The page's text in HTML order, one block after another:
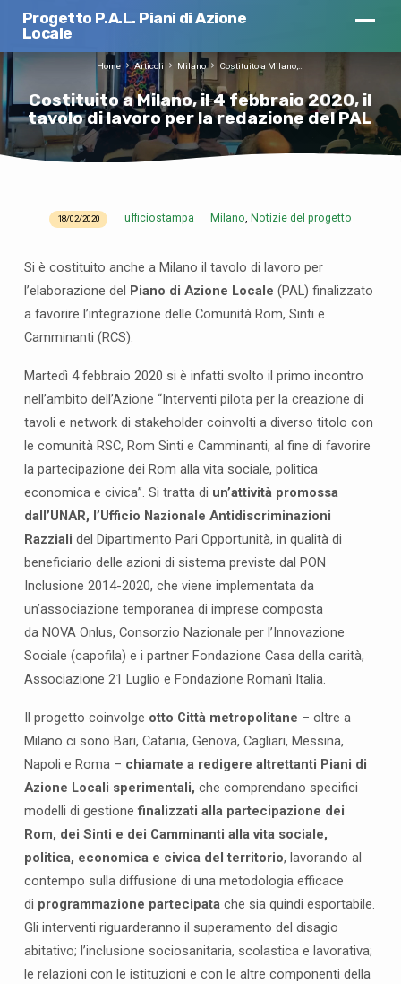
Progetto P.A.L. Piani di Azione
Locale
Costituito a Milano, il 4 febbraio 2020, il
tavolo di lavoro per la redazione del PAL
Home Articoli Milano Costituito a Milano,…
o
s
t
i
t
i
t
o
a
M
i
l
a
n
o
,
i
l
4
f
e
b
b
r
a
i
o
2
0
2
0
,
i
18/02/2020 ufficiostampa Milano, Notizie del progetto
Si è costituito anche a Milano il tavolo di lavoro per
l’elaborazione del
Piano di Azione Locale (PAL) finalizzato
a favorire l’integrazione delle Comunità Rom, Sinti e
Camminanti (RCS).
Martedì 4 febbraio 2020 si è infatti svolto il primo incontro
nell’ambito dell’Azione “Interventi pilota per la creazione di
tavoli e network di stakeholder coinvolti a diverso titolo con
le comunità RSC, Rom Sinti e Camminanti, al fine di favorire
la partecipazione dei Rom alla vita sociale, politica
economica e civica”. Si tratta di un’attività promossa
dall’UNAR, l’Ufficio Nazionale Antidiscriminazioni
Razziali del Dipartimento Pari Opportunità, in qualità di
beneficiario delle azioni di sistema previste dal PON
Inclusione 2014-2020, che viene implementata da
un’associazione temporanea di imprese composta
da NOVA Onlus, Consorzio Nazionale per l’Innovazione
Sociale (capofila) e i partner Fondazione Casa della carità,
Associazione 21 Luglio e Fondazione Romanì Italia.
Il progetto coinvolge otto Città metropolitane – oltre a
Milano ci sono Bari, Catania, Genova, Cagliari, Messina,
Napoli e Roma – chiamate a redigere altrettanti Piani di
Azione Locali sperimentali, che comprendano specifici
modelli di gestionefinalizzati alla partecipazione dei
Rom, dei Sinti e dei Camminanti alla vita sociale,
politica, economica e civica del territorio, lavorando al
contempo sulla diffusione di una metodologia efficace
di programmazione partecipatache sia quindi esportabile.
Gli interventi riguarderanno il superamento del disagio
abitativo; l’inclusione sociosanitaria, scolastica e lavorativa;
le relazioni con le istituzioni e con le altre componenti della